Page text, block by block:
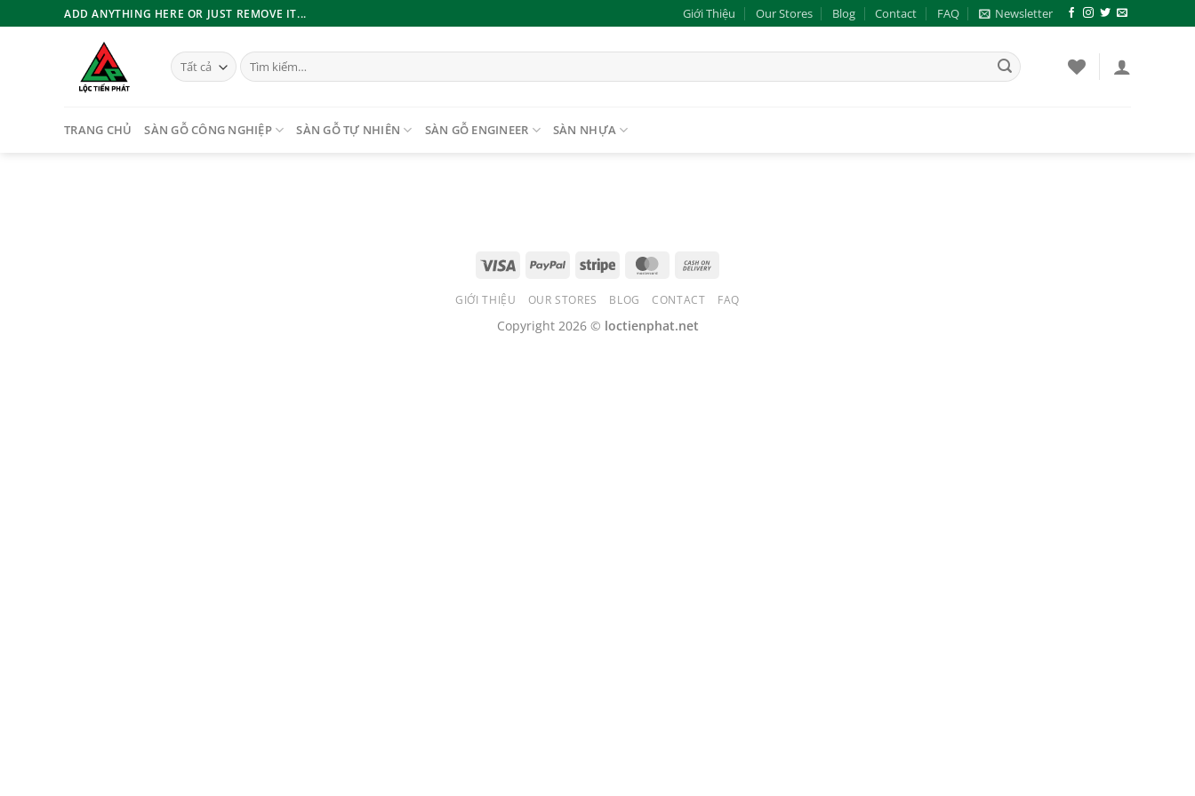
qua
ADD ANYTHING HERE OR JUST REMOVE IT... Giới Thiệu Our Stores Blog Contact FAQ Newsletter
Tìm
kiếm:
TRANG CHỦ SÀN GỖ CÔNG NGHIỆP SÀN GỖ TỰ NHIÊN SÀN GỖ ENGINEER SÀN NHỰA
GIỚI THIỆU OUR STORES BLOG CONTACT FAQ
Copyright 2026 © loctienphat.net